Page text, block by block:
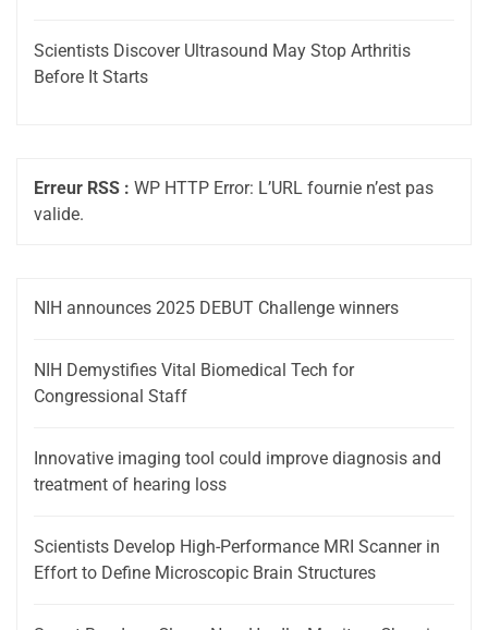
Scientists Discover Ultrasound May Stop Arthritis
Before It Starts
Erreur RSS : WP HTTP Error: L’URL fournie n’est pas
valide.
NIH announces 2025 DEBUT Challenge winners
NIH Demystifies Vital Biomedical Tech for
Congressional Staff
Innovative imaging tool could improve diagnosis and
treatment of hearing loss
Scientists Develop High-Performance MRI Scanner in
Effort to Define Microscopic Brain Structures